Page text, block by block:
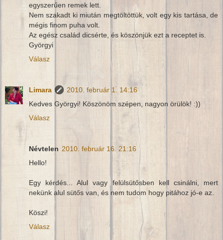
egyszerűen remek lett.
Nem szakadt ki miután megtöltöttük, volt egy kis tartása, de
mégis finom puha volt.
Az egész család dicsérte, és köszönjük ezt a receptet is.
Györgyi
Válasz
Limara
2010. február 1. 14:16
Kedves Györgyi! Köszönöm szépen, nagyon örülök! :))
Válasz
Névtelen 2010. február 16. 21:16
Hello!
Egy kérdés... Alul vagy felülsütősben kell csinálni, mert
nekünk alul sütős van, és nem tudom hogy pitához jó-e az.
Köszi!
Válasz